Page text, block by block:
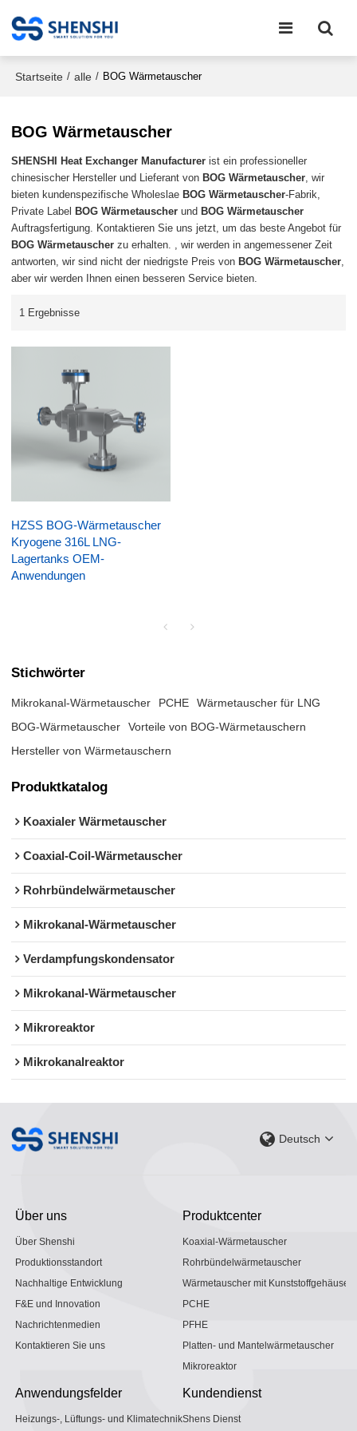
Startseite / alle / BOG Wärmetauscher
BOG Wärmetauscher
SHENSHI Heat Exchanger Manufacturer​ ist ein professioneller
chinesischer Hersteller und Lieferant von BOG Wärmetauscher, wir
bieten kundenspezifische Wholeslae BOG Wärmetauscher-Fabrik,
Private Label BOG Wärmetauscher und BOG Wärmetauscher
Auftragsfertigung. Kontaktieren Sie uns jetzt, um das beste Angebot für
BOG Wärmetauscher zu erhalten. , wir werden in angemessener Zeit
antworten, wir sind nicht der niedrigste Preis von BOG Wärmetauscher,
aber wir werden Ihnen einen besseren Service bieten.
1 Ergebnisse
HZSS BOG-Wärmetauscher
Kryogene 316L LNG-
Lagertanks OEM-
Anwendungen
Stichwörter
Mikrokanal-Wärmetauscher PCHE
Wärmetauscher für LNG
BOG-Wärmetauscher
Vorteile von BOG-Wärmetauschern
Hersteller von Wärmetauschern
Produktkatalog
Koaxialer Wärmetauscher
Coaxial-Coil-Wärmetauscher
Rohrbündelwärmetauscher
Mikrokanal-Wärmetauscher
Verdampfungskondensator
Mikrokanal-Wärmetauscher
Mikroreaktor
Mikrokanalreaktor
Deutsch
Über uns
Über Shenshi
Produktionsstandort
Nachhaltige Entwicklung
F&E und Innovation
Nachrichtenmedien
Kontaktieren Sie uns
Produktcenter
Koaxial-Wärmetauscher
Rohrbündelwärmetauscher
Wärmetauscher mit Kunststoffgehäuse
PCHE
PFHE
Platten- und Mantelwärmetauscher
Mikroreaktor
Anwendungsfelder
Heizungs-, Lüftungs- und Klimatechnik
Kundendienst
Shens Dienst